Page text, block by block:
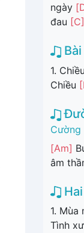
ngày
đau [C]
1. Chiều
Chiều
Cường
[Am]
âm
1. Mùa
Tình